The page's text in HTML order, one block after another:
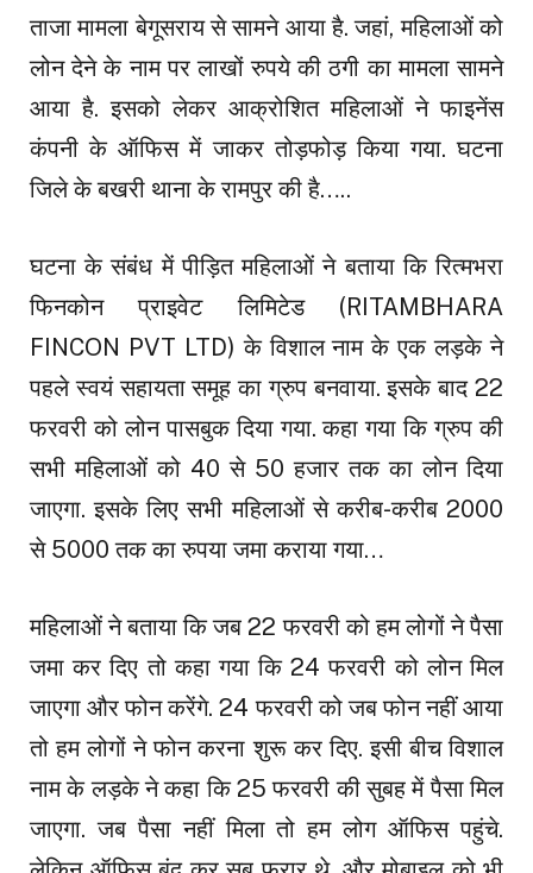
ताजा मामला बेगूसराय से सामने आया है. जहां, महिलाओं को
लोन देने के नाम पर लाखों रुपये की ठगी का मामला सामने
आया है. इसको लेकर आक्रोशित महिलाओं ने फाइनेंस
कंपनी के ऑफिस में जाकर तोड़फोड़ किया गया. घटना
जिले के बखरी थाना के रामपुर की है…..
घटना के संबंध में पीड़ित महिलाओं ने बताया कि रित्मभरा
फिनकोन प्राइवेट लिमिटेड (RITAMBHARA
FINCON PVT LTD) के विशाल नाम के एक लड़के ने
पहले स्वयं सहायता समूह का ग्रुप बनवाया. इसके बाद 22
फरवरी को लोन पासबुक दिया गया. कहा गया कि ग्रुप की
सभी महिलाओं को 40 से 50 हजार तक का लोन दिया
जाएगा. इसके लिए सभी महिलाओं से करीब-करीब ₹2000
से ₹5000 तक का रुपया जमा कराया गया…
महिलाओं ने बताया कि जब 22 फरवरी को हम लोगों ने पैसा
जमा कर दिए तो कहा गया कि 24 फरवरी को लोन मिल
जाएगा और फोन करेंगे. 24 फरवरी को जब फोन नहीं आया
तो हम लोगों ने फोन करना शुरू कर दिए. इसी बीच विशाल
नाम के लड़के ने कहा कि 25 फरवरी की सुबह में पैसा मिल
जाएगा. जब पैसा नहीं मिला तो हम लोग ऑफिस पहुंचे.